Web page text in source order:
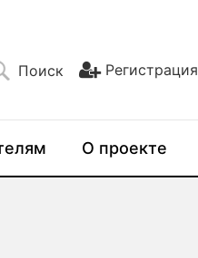
Поиск Регистрация
О проекте